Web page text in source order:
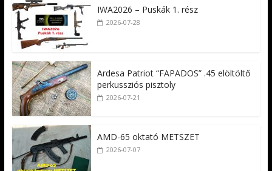
IWA2026 – Puskák 1. rész
2026-07-28
Ardesa Patriot “FAPADOS” .45 elöltöltő
perkussziós pisztoly
2026-07-21
AMD-65 oktató METSZET
2026-07-07